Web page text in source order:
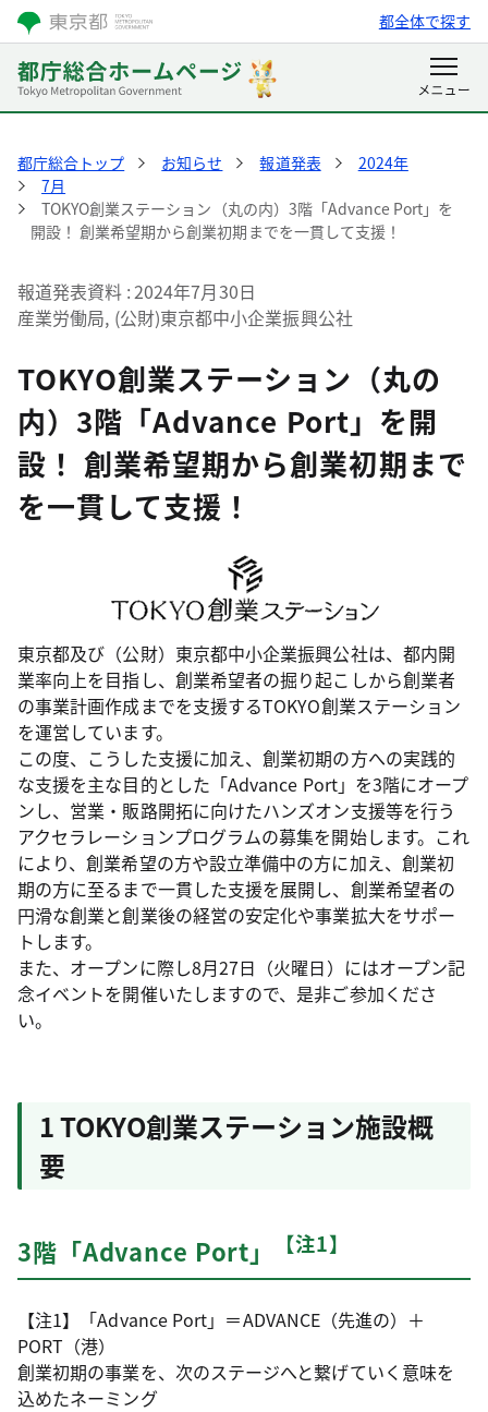
都全体で探す
都庁総合トップ お知らせ 報道発表
2024年
7月
TOKYO創業ステーション（丸の内）3階「Advance Port」を
開設！ 創業希望期から創業初期までを一貫して支援！
報道発表資料 2024年7月30日
産業労働局, (公財)東京都中小企業振興公社
TOKYO創業ステーション（丸の
内）3階「Advance Port」を開
設！ 創業希望期から創業初期まで
を一貫して支援！
東京都及び（公財）東京都中小企業振興公社は、都内開
業率向上を目指し、創業希望者の掘り起こしから創業者
の事業計画作成までを支援するTOKYO創業ステーション
を運営しています。
この度、こうした支援に加え、創業初期の方への実践的
な支援を主な目的とした「Advance Port」を3階にオープ
ンし、営業・販路開拓に向けたハンズオン支援等を行う
アクセラレーションプログラムの募集を開始します。これ
により、創業希望の方や設立準備中の方に加え、創業初
期の方に至るまで一貫した支援を展開し、創業希望者の
円滑な創業と創業後の経営の安定化や事業拡大をサポー
トします。
また、オープンに際し8月27日（火曜日）にはオープン記
念イベントを開催いたしますので、是非ご参加くださ
い。
1 TOKYO創業ステーション施設概
要
3階「Advance Port」 【注1】
【注1】「Advance Port」＝ADVANCE（先進の）＋
PORT（港）
創業初期の事業を、次のステージへと繋げていく意味を
込めたネーミング